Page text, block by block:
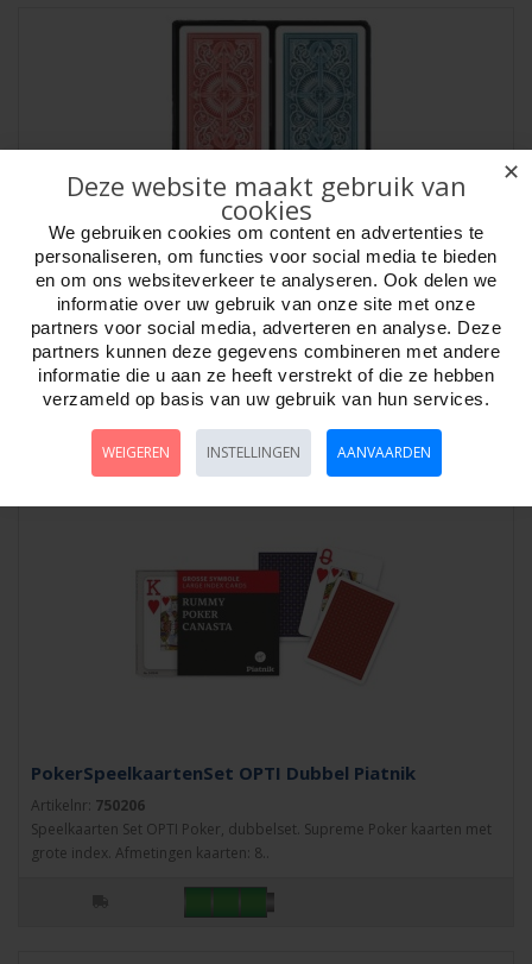
Pokerkaarten KEM 2-pack 100% Blauw/Rood
Artikelnr:755384
KEM Pokerkaarten Arrow, dubbelpak. Rode en Blauwe rug, in
kunststof opbergcassette. Afmeting 89 x 63..
PokerSpeelkaartenSet OPTI Dubbel Piatnik
Artikelnr: 750206
Speelkaarten Set OPTI Poker, dubbelset. Supreme Poker kaarten met
grote index. Afmetingen kaarten: 8..
✕
Deze website maakt gebruik van
cookies
We gebruiken cookies om content en advertenties te
personaliseren, om functies voor social media te bieden
en om ons websiteverkeer te analyseren. Ook delen we
informatie over uw gebruik van onze site met onze
partners voor social media, adverteren en analyse. Deze
partners kunnen deze gegevens combineren met andere
informatie die u aan ze heeft verstrekt of die ze hebben
verzameld op basis van uw gebruik van hun services.
WEIGEREN INSTELLINGEN AANVAARDEN